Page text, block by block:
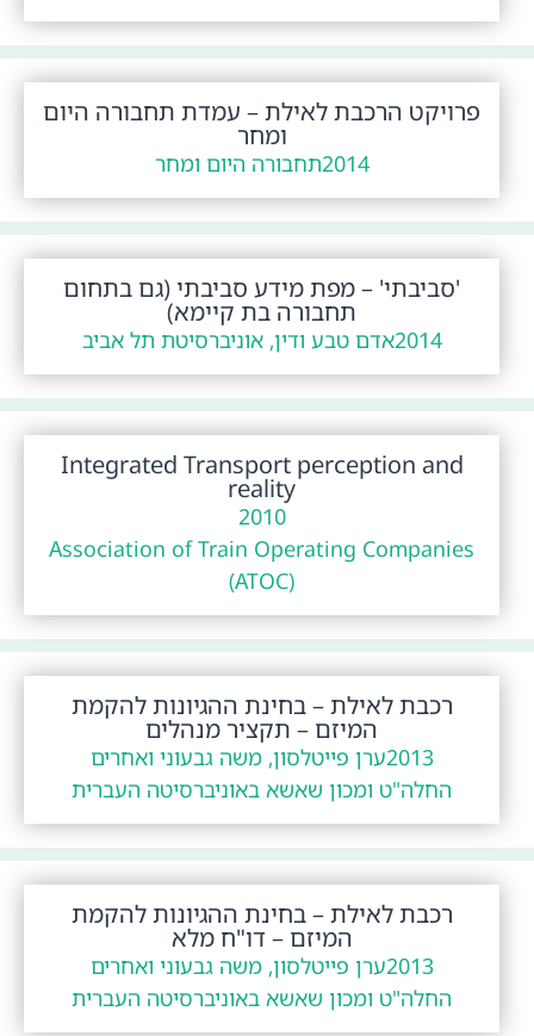
פרויקט הרכבת לאילת – עמדת תחבורה היום
ומחר
2014תחבורה היום ומחר
'סביבתי' – מפת מידע סביבתי (גם בתחום
תחבורה בת קיימא)
2014אדם טבע ודין, אוניברסיטת תל אביב
Integrated Transport perception and
reality
2010
Association of Train Operating Companies
(ATOC)
רכבת לאילת – בחינת ההגיונות להקמת
המיזם – תקציר מנהלים
2013ערן פייטלסון, משה גבעוני ואחרים
החלה"ט ומכון שאשא באוניברסיטה העברית
רכבת לאילת – בחינת ההגיונות להקמת
המיזם – דו"ח מלא
2013ערן פייטלסון, משה גבעוני ואחרים
החלה"ט ומכון שאשא באוניברסיטה העברית